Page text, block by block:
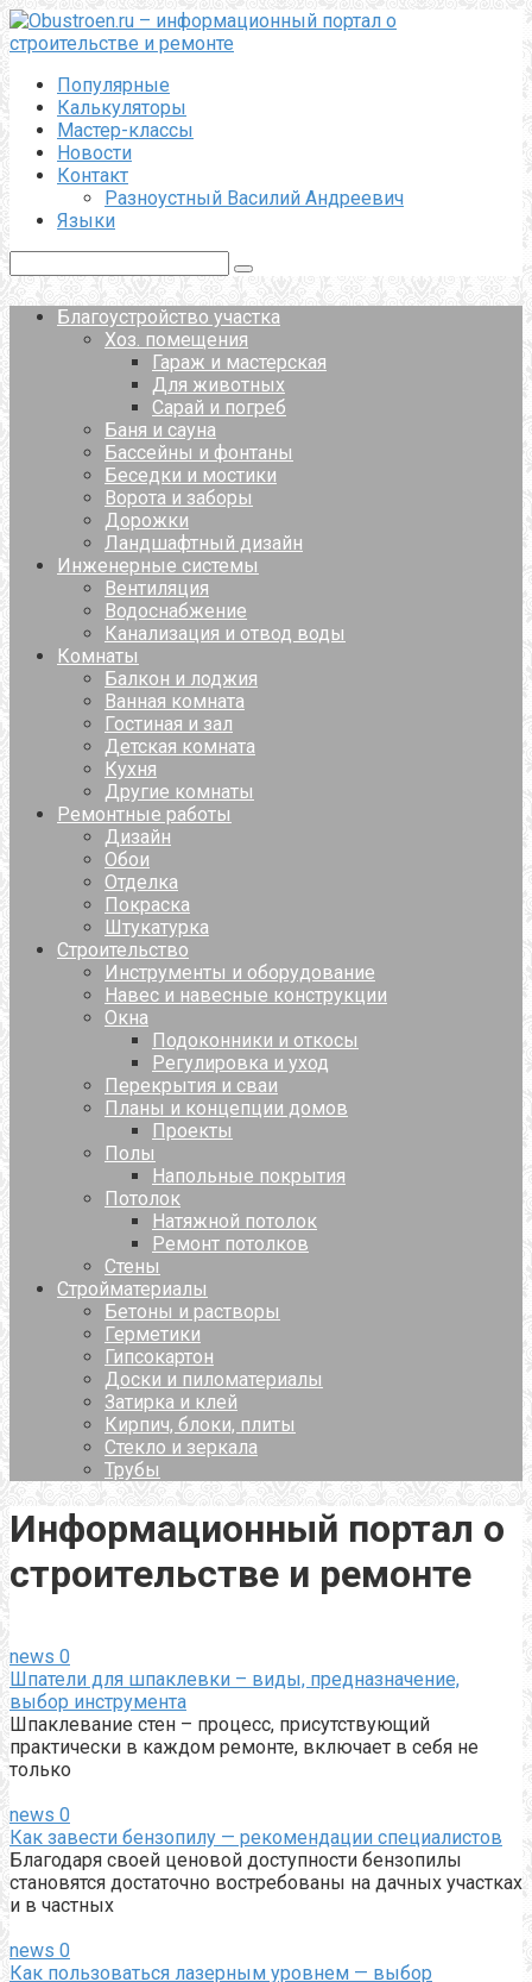
Перейти
к
Популярные
Калькуляторы
Мастер-классы
Новости
Контакт
Разноустный Василий Андреевич
Языки
Благоустройство участка
Хоз. помещения
Гараж и мастерская
Для животных
Сарай и погреб
Баня и сауна
Бассейны и фонтаны
Беседки и мостики
Ворота и заборы
Дорожки
Ландшафтный дизайн
Инженерные системы
Вентиляция
Водоснабжение
Канализация и отвод воды
Комнаты
Балкон и лоджия
Ванная комната
Гостиная и зал
Детская комната
Кухня
Другие комнаты
Ремонтные работы
Дизайн
Обои
Отделка
Покраска
Штукатурка
Строительство
Инструменты и оборудование
Навес и навесные конструкции
Окна
Подоконники и откосы
Регулировка и уход
Перекрытия и сваи
Планы и концепции домов
Проекты
Полы
Напольные покрытия
Потолок
Натяжной потолок
Ремонт потолков
Стены
Стройматериалы
Бетоны и растворы
Герметики
Гипсокартон
Доски и пиломатериалы
Затирка и клей
Кирпич, блоки, плиты
Стекло и зеркала
Трубы
Информационный портал о
строительстве и ремонте
news 0
Шпатели для шпаклевки – виды, предназначение,
выбор инструмента
Шпаклевание стен – процесс, присутствующий
практически в каждом ремонте, включает в себя не
только
news 0
Как завести бензопилу — рекомендации специалистов
Благодаря своей ценовой доступности бензопилы
становятся достаточно востребованы на дачных участках
и в частных
news 0
Как пользоваться лазерным уровнем — выбор